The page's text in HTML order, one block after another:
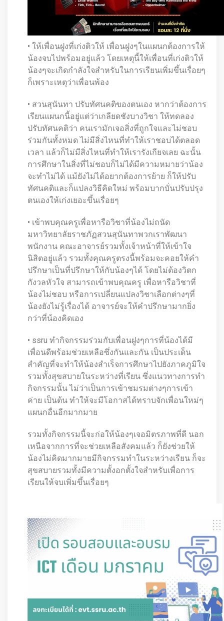
• ให้เพื่อนฝูงที่เก่งติวให้ เพื่อนฝูงๆในแผนกต้องการให้
น้องจบไปพร้อมอยู่แล้ว โดยเหตุนี้ให้เพื่อนที่เก่งติวให้
น้องๆจะเกิดกำลังใจสำหรับในการเรียนเพิ่มขึ้นเรื่อยๆ
ก็เพราะเหตุว่าเพื่อนพ้อง
• สวนสุนันทา ปรับทัศนคติของตนเอง หากว่าต้องการ
เรียนแผนกนี้อยู่แต่ว่าเกลียดชังบางวิชา ให้ทดลอง
ปรับทัศนคติว่า คนเรามักเจอสิ่งที่ถูกใจและไม่ชอบ
ร่วมกันทั้งหมด ไม่มีสิ่งไหนที่ทำให้เราชอบได้ตลอด
เวลา แล้วก็ไม่มีสิ่งไหนที่ทำให้เรารังเกียจเลย ฉะนั้น
การศึกษาในสิ่งที่ไม่ชอบก็ไม่ได้มีความหมายว่าน้อง
จะทำไม่ได้ แม้ยังไม่ได้อยากต้องการย้าย ก็ให้ปรับ
ทัศนคติและก็แปลงวิธีคิดใหม่ พร้อมบากบั่นปรับปรุง
ตนเองให้เก่งเยอะขึ้นเรื่อยๆ
• เข้าพบคุณครูเพื่อหารือวิชาที่น้องไม่ถนัด
มหาวิทยาลัยราชภัฏสวนสุนันทาพวกเราพัฒนา
พนักงาน คณะอาจารย์รวมทั้งเจ้าหน้าที่ให้เข้าใจ
นิสิตอยู่แล้ว รวมทั้งคุณครูตรงนี้พร้อมจะคอยให้คำ
ปรึกษาเป็นที่ปรึกษาให้กับน้องๆได้ โดยไม่ต้องวิตก
กังวลหัวใจ สามารถเข้าพบคุณครู เพื่อหารือวิชาที่
น้องไม่ชอบ หรือการเปลี่ยนแปลงวิชาเลือกต่างๆที่
น้องยังไม่รู้เรื่องได้ อาจารย์จะให้คำปรึกษามากยิ่ง
กว่าที่น้องคิดเอง
• ssru ทำกิจกรรมร่วมกับเพื่อนฝูงๆการที่น้องได้มี
เพื่อนดีพร้อมช่วยเหลือซึ่งกันและกัน เป็นประเด็น
สำคัญที่จะทำให้น้องสำเร็จการศึกษาไปยังภาคภูมิใจ
รวมทั้งสุขสบายในระหว่างที่เรียน ซึ่งแนวทางการทำ
กิจกรรมนั้น ไม่ว่าเป็นการเข้าชมรมต่างๆการเข้า
ค่าย เป็นต้น ทำให้จะมีโอกาสได้ทราบจักเพื่อนใหม่ๆ
แผนกอื่นอีกมากมาย
รวมทั้งกิจกรรมนี้จะก่อให้น้องๆเจอมิตรภาพที่ดี นอก
เหนือจากการที่จะช่วยเหลือสังคมแล้ว ก็ยังช่วยให้
น้องไม่คิดมากมายมีกิจกรรมทำในระหว่างเรียน ก็จะ
สุขสบายรวมทั้งมีความตั้งอกตั้งใจสำหรับเพื่อการ
เรียนให้จบเพิ่มขึ้นเรื่อยๆ